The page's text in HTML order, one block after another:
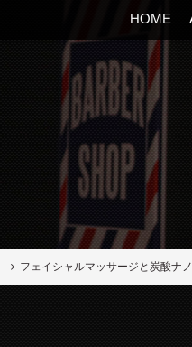
HOME
バーショップ レガロ】- 大阪・福島